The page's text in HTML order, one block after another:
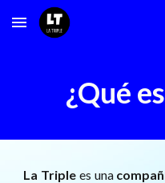
Skip to main content
¿Qué
La Triple es una